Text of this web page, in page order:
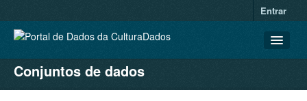
Entrar
CONJUNTOS DE DADOS
ORGANIZAÇÕES
Conjuntos de dados